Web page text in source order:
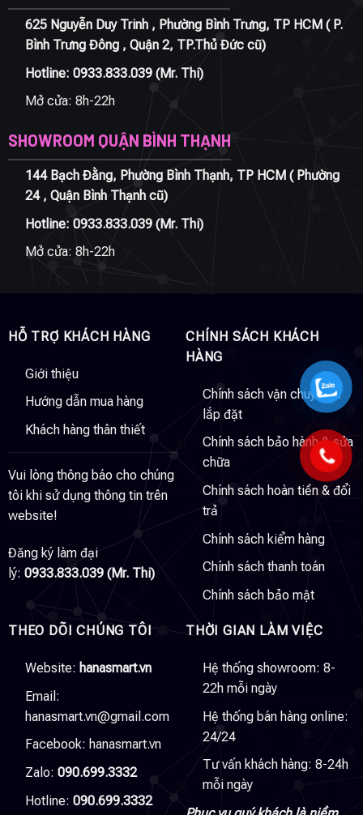
625 Nguyễn Duy Trinh , Phường Bình Trưng, TP HCM ( P.
Bình Trưng Đông , Quận 2, TP.Thủ Đức cũ)
Hotline: 0933.833.039(Mr. Thi)
Mở cửa: 8h-22h
SHOWROOM QUẬN BÌNH THẠNH
144 Bạch Đằng, Phường Bình Thạnh, TP HCM ( Phường
24 , Quận Bình Thạnh cũ)
Hotline: 0933.833.039(Mr. Thi)
Mở cửa: 8h-22h
HỖ TRỢ KHÁCH HÀNG
Giới thiệu
Hướng dẫn mua hàng
Khách hàng thân thiết
Vui lòng thông báo cho chúng
tôi khi sử dụng thông tin trên
website!
Đăng ký làm đại
lý: 0933.833.039 (Mr. Thi)
CHÍNH SÁCH KHÁCH
HÀNG
Chính sách vận chuyển &
lắp đặt
Chính sách bảo hành & sửa
chữa
Chính sách hoàn tiền & đổi
trả
Chính sách kiểm hàng
Chính sách thanh toán
Chính sách bảo mật
THEO DÕI CHÚNG TÔI
Website: hanasmart.vn
Email:
hanasmart.vn@gmail.com
Facebook: hanasmart.vn
Zalo: 090.699.3332
Hotline: 090.699.3332
THỜI GIAN LÀM VIỆC
Hệ thống showroom: 8-
22h mỗi ngày
Hệ thống bán hàng online:
24/24
Tư vấn khách hàng: 8-24h
mỗi ngày